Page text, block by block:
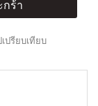
ร้า
ปรียบเทียบ